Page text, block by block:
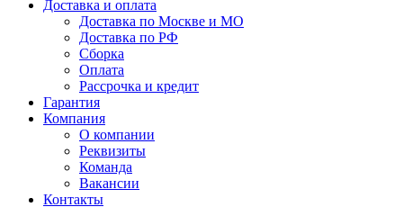
Доставка и оплата
Доставка по Москве и МО
Доставка по РФ
Сборка
Оплата
Рассрочка и кредит
Гарантия
Компания
О компании
Реквизиты
Команда
Вакансии
Контакты